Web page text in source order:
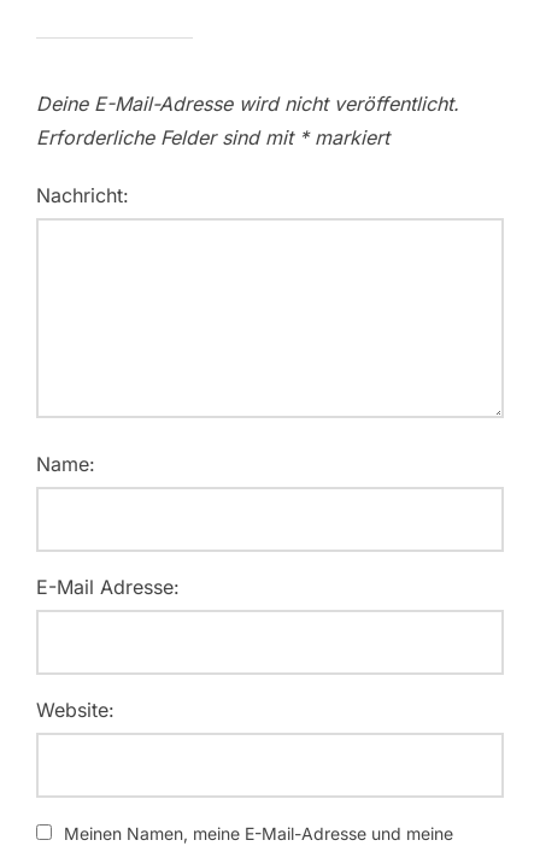
Deine E-Mail-Adresse wird nicht veröffentlicht.
Erforderliche Felder sind mit *markiert
Nachricht:
Name:
E-Mail Adresse:
Website:
Meinen Namen, meine E-Mail-Adresse und meine